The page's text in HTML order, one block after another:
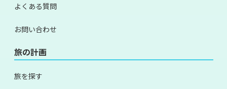
よくある質問
お問い合わせ
旅の計画
旅を探す